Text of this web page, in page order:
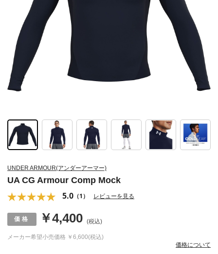
UNDER ARMOUR(アンダーアーマー)
UA CG Armour Comp Mock
5.0 （1） レビューを見る
メーカー希望小売価格 ￥6,600(税込)
￥4,400 (税込)
価格について